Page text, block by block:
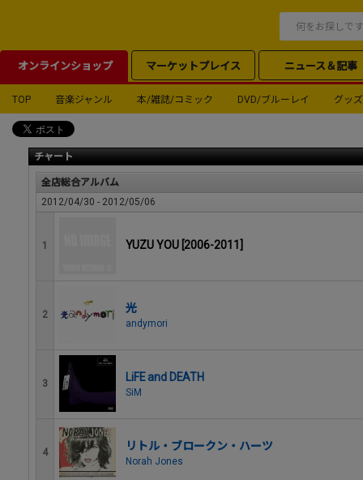
オンラインショップ マーケットプレイス ニュース＆記事
TOP 音楽ジャンル 本/雑誌/コミック DVD/ブルーレイ グッズ
チャート
全店総合アルバム
2012/04/30 - 2012/05/06
1 YUZU YOU [2006-2011]
2 光
andymori
3 LiFE and DEATH
SiM
4 リトル・ブロークン・ハーツ
Norah Jones